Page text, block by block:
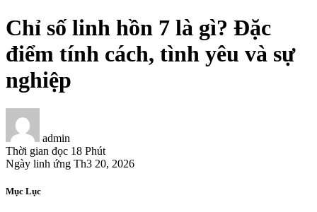
Chỉ số linh hồn 7 là gì? Đặc
điểm tính cách, tình yêu và sự
nghiệp
admin
Thời gian đọc 18 Phút
Ngày linh ứng Th3 20, 2026
Mục Lục